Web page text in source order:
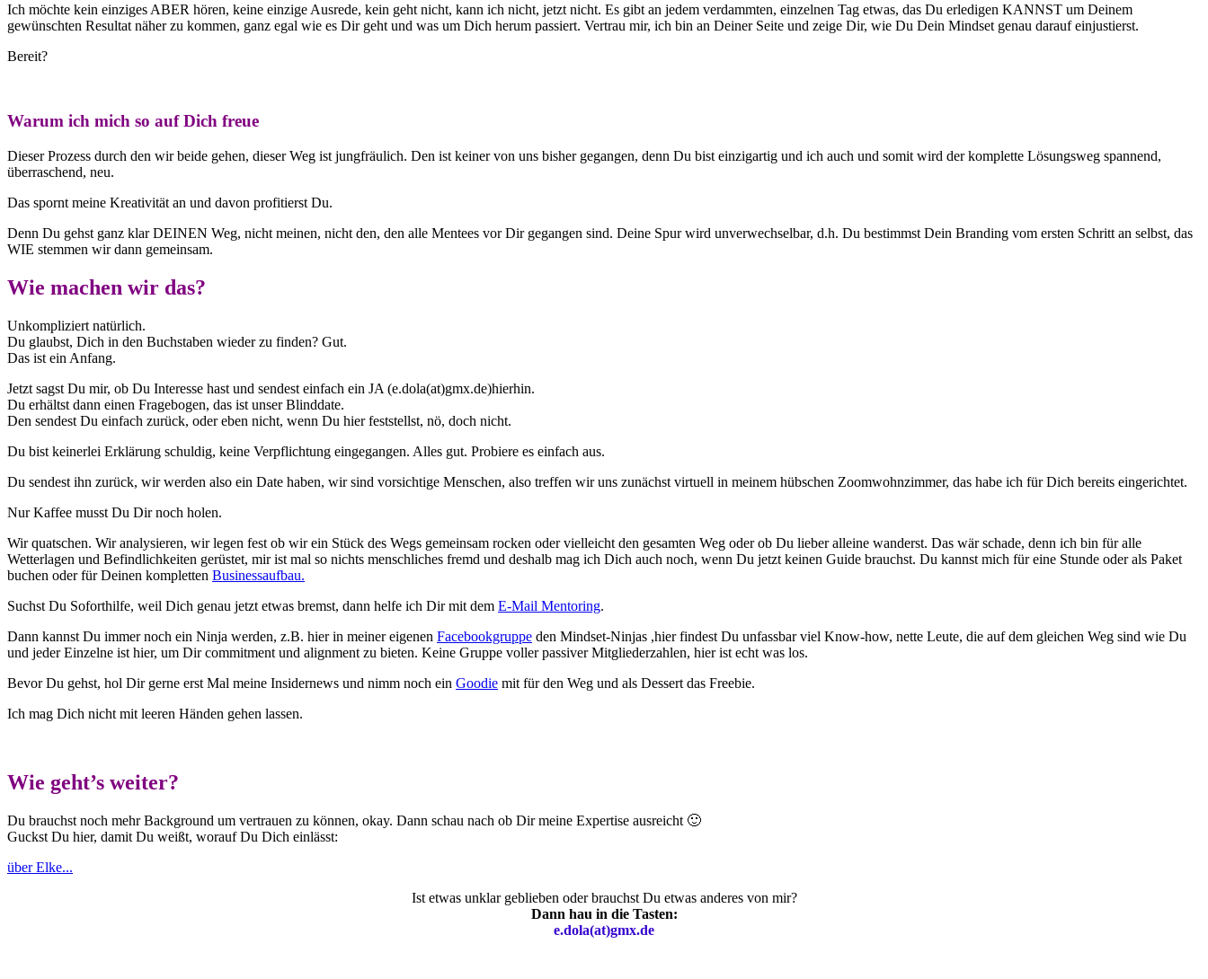
Ich möchte kein einziges ABER hören, keine einzige Ausrede, kein geht nicht, kann ich nicht, jetzt nicht. Es gibt an jedem verdammten, einzelnen Tag etwas, das Du erledigen KANNST um Deinem
gewünschten Resultat näher zu kommen, ganz egal wie es Dir geht und was um Dich herum passiert. Vertrau mir, ich bin an Deiner Seite und zeige Dir, wie Du Dein Mindset genau darauf einjustierst.
Bereit?
Warum ich mich so auf Dich freue
Dieser Prozess durch den wir beide gehen, dieser Weg ist jungfräulich. Den ist keiner von uns bisher gegangen, denn Du bist einzigartig und ich auch und somit wird der komplette Lösungsweg spannend,
überraschend, neu.
Das spornt meine Kreativität an und davon profitierst Du.
Denn Du gehst ganz klar DEINEN Weg, nicht meinen, nicht den, den alle Mentees vor Dir gegangen sind. Deine Spur wird unverwechselbar, d.h. Du bestimmst Dein Branding vom ersten Schritt an selbst, das
WIE stemmen wir dann gemeinsam.
Wie machen wir das?
Unkompliziert natürlich.
Du glaubst, Dich in den Buchstaben wieder zu finden? Gut.
Das ist ein Anfang.
Jetzt sagst Du mir, ob Du Interesse hast und sendest einfach ein JA (e.dola(at)gmx.de)hierhin.
Du erhältst dann einen Fragebogen, das ist unser Blinddate.
Den sendest Du einfach zurück, oder eben nicht, wenn Du hier feststellst, nö, doch nicht.
Du bist keinerlei Erklärung schuldig, keine Verpflichtung eingegangen. Alles gut. Probiere es einfach aus.
Du sendest ihn zurück, wir werden also ein Date haben, wir sind vorsichtige Menschen, also treffen wir uns zunächst virtuell in meinem hübschen Zoomwohnzimmer, das habe ich für Dich bereits eingerichtet.
Nur Kaffee musst Du Dir noch holen.
Wir quatschen. Wir analysieren, wir legen fest ob wir ein Stück des Wegs gemeinsam rocken oder vielleicht den gesamten Weg oder ob Du lieber alleine wanderst. Das wär schade, denn ich bin für alle
Wetterlagen und Befindlichkeiten gerüstet, mir ist mal so nichts menschliches fremd und deshalb mag ich Dich auch noch, wenn Du jetzt keinen Guide brauchst. Du kannst mich für eine Stunde oder als Paket
buchen oder für Deinen kompletten Businessaufbau.
Suchst Du Soforthilfe, weil Dich genau jetzt etwas bremst, dann helfe ich Dir mit dem E-Mail Mentoring.
Dann kannst Du immer noch ein Ninja werden, z.B. hier in meiner eigenen Facebookgruppe den Mindset-Ninjas ,hier findest Du unfassbar viel Know-how, nette Leute, die auf dem gleichen Weg sind wie Du
und jeder Einzelne ist hier, um Dir commitment und alignment zu bieten. Keine Gruppe voller passiver Mitgliederzahlen, hier ist echt was los.
Bevor Du gehst, hol Dir gerne erst Mal meine Insidernews und nimm noch ein Goodie mit für den Weg und als Dessert das Freebie.
Ich mag Dich nicht mit leeren Händen gehen lassen.
Wie geht’s weiter?
Du brauchst noch mehr Background um vertrauen zu können, okay. Dann schau nach ob Dir meine Expertise ausreicht 🙂
Guckst Du hier, damit Du weißt, worauf Du Dich einlässt:
über Elke...
Ist etwas unklar geblieben oder brauchst Du etwas anderes von mir?
Dann hau in die Tasten:
e.dola(at)gmx.de